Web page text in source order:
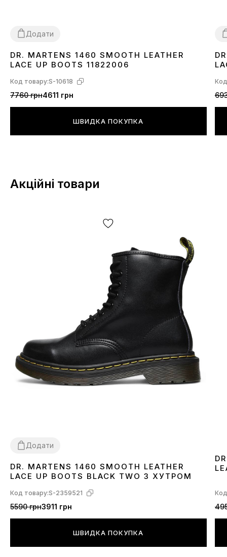
Додати
36 373840 424344 45
DR. MARTENS 1460 SMOOTH LEATHER
LACE UP BOOTS 11822006
Код товару:S-10618
7760 грн4611 грн
ШВИДКА ПОКУПКА
Акційні товари
Додати
36 373839 404142 43 444546
DR. MARTENS 1460 SMOOTH LEATHER
LACE UP BOOTS BLACK TWO З ХУТРОМ
Код товару:S-2359521
5590 грн3911 грн
ШВИДКА ПОКУПКА